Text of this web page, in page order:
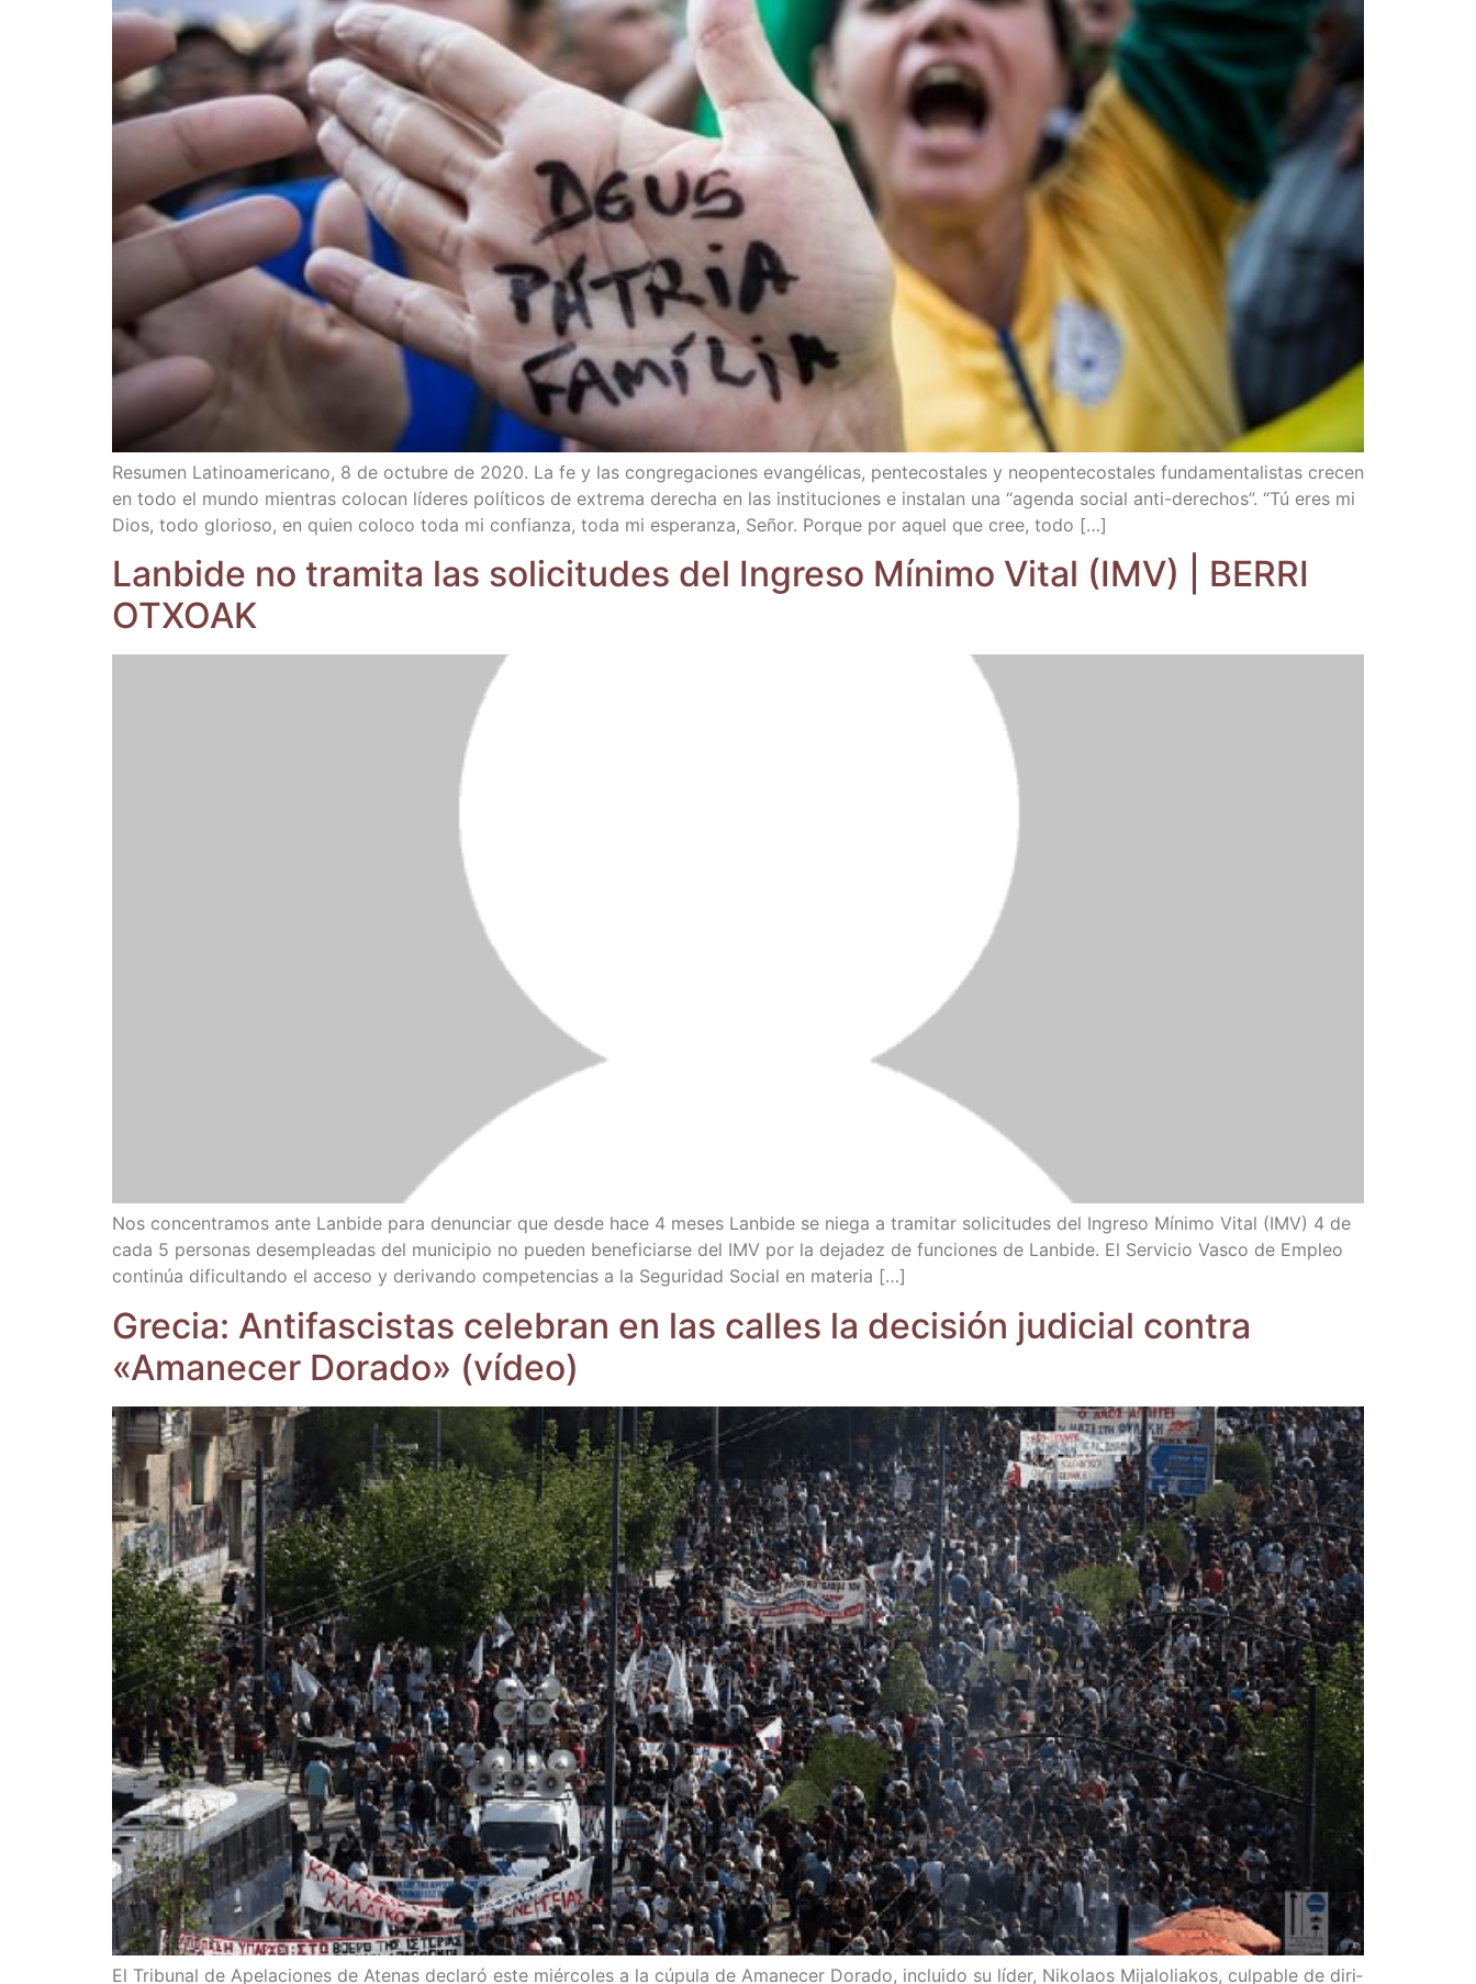
Resu­men Lati­no­ame­ri­cano, 8 de octu­bre de 2020. La fe y las con­gre­ga­cio­nes evan­gé­li­cas, pen­te­cos­ta­les y neo­pen­te­cos­ta­les fun­da­men­ta­lis­tas cre­cen
en todo el mun­do mien­tras colo­can líde­res polí­ti­cos de extre­ma dere­cha en las ins­ti­tu­cio­nes e ins­ta­lan una “agen­da social anti-dere­chos”. “Tú eres mi
Dios, todo glo­rio­so, en quien colo­co toda mi con­fian­za, toda mi espe­ran­za, Señor. Por­que por aquel que cree, todo […]
Lan­bi­de no tra­mi­ta las soli­ci­tu­des del Ingre­so Míni­mo Vital (IMV) | BERRI
OTXOAK
Nos con­cen­tra­mos ante Lan­bi­de para denun­ciar que des­de hace 4 meses Lan­bi­de se nie­ga a tra­mi­tar soli­ci­tu­des del Ingre­so Míni­mo Vital (IMV) 4 de
cada 5 per­so­nas des­em­plea­das del muni­ci­pio no pue­den bene­fi­ciar­se del IMV por la deja­dez de fun­cio­nes de Lan­bi­de. El Ser­vi­cio Vas­co de Empleo
con­ti­núa difi­cul­tan­do el acce­so y deri­van­do com­pe­ten­cias a la Segu­ri­dad Social en materia […]
Gre­cia: Anti­fas­cis­tas cele­bran en las calles la deci­sión judi­cial con­tra
«Ama­ne­cer Dora­do» (vídeo)
El Tri­bu­nal de Ape­la­cio­nes de Ate­nas decla­ró este miér­co­les a la cúpu­la de Ama­ne­cer Dora­do, inclui­do su líder, Niko­laos Mija­lo­lia­kos, cul­pa­ble de diri­